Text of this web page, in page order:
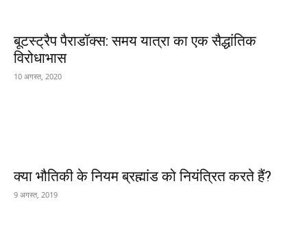
बूटस्ट्रैप पैराडॉक्स: समय यात्रा का एक सैद्धांतिक
विरोधाभास
10 अगस्त, 2020
क्या भौतिकी के नियम ब्रह्मांड को नियंत्रित करते हैं?
9 अगस्त, 2019